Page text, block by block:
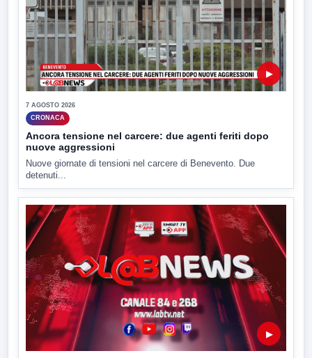
▶
7 AGOSTO 2026
CRONACA
Ancora tensione nel carcere: due agenti feriti dopo
nuove aggressioni
Nuove giornate di tensioni nel carcere di Benevento. Due
detenuti...
▶